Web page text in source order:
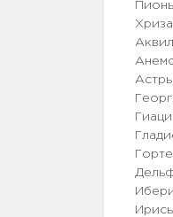
Астры